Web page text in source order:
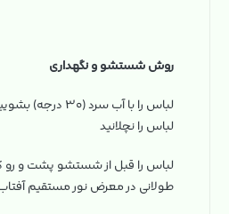
روش شستشو و نگهداری
لباس را با آب سرد
لباس را نچلانید
لباس را قبل از شستشو پشت و رو
طولانی در معرض نور مستقیم